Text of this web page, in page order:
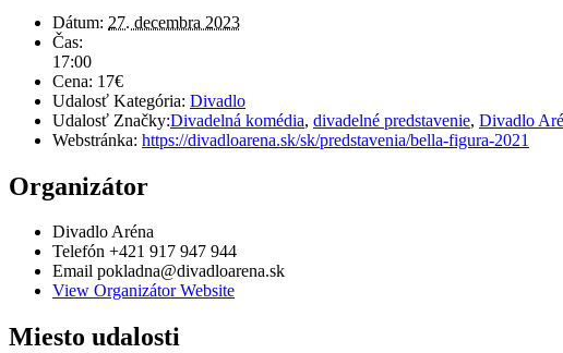
Dátum: 27. decembra 2023
Čas:
17:00
Cena: 17€
Udalosť Kategória: Divadlo
Udalosť Značky:Divadelná komédia, divadelné predstavenie, Divadlo
Webstránka: https://divadloarena.sk/sk/predstavenia/bella-figura-2021
Organizátor
Divadlo Aréna
Telefón +421 917 947 944
Email pokladna@divadloarena.sk
View Organizátor Website
Miesto udalosti